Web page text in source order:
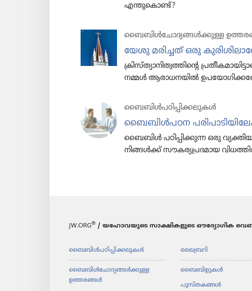
എന്തു​കൊണ്ട്‌?
ബൈബിൾചോ​ദ്യ​ങ്ങൾക്കുള്ള
യേശു മരിച്ചത്‌ ഒരു
ക്രിസ്‌ത്യാ​നി​ത്വ​ത്തി​ന്റെ
നമ്മൾ ആരാധ​ന​യിൽ
ബൈബിൾപ​ഠി​പ്പി​ക്ക​ലു​കൾ
ബൈബിൾപഠന
ബൈബിൾ പഠിപ്പി​ക്കുന്ന ഒരു
നിങ്ങൾക്ക്‌ സൗകര്യ​പ്ര​ദ​മായ
JW.ORG® / യഹോവയുടെ സാക്ഷികളുടെ ഔദ്യോഗിക
ബൈബിൾപ​ഠി​പ്പി​ക്ക​ലു​കൾ
ബൈബിൾചോ​ദ്യ​ങ്ങൾക്കുള്ള
ഉത്തരങ്ങൾ
ലൈബ്രറി
ബൈബിളുകൾ
പുസ്‌ത​കങ്ങൾ